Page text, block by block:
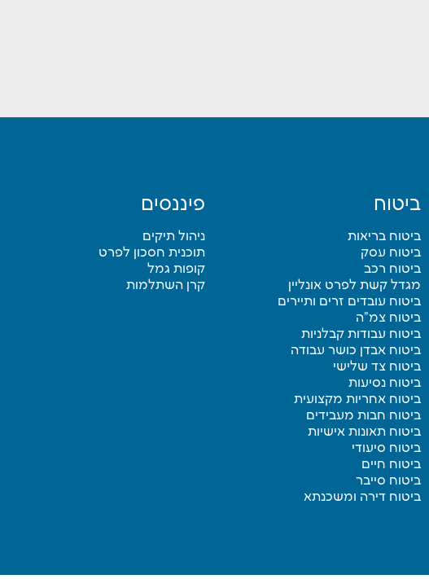
ביטוח
ביטוח בריאות
ביטוח עסק
ביטוח רכב
מגדל קשת לפרט אונליין
ביטוח עובדים זרים ותיירים
ביטוח צמ”ה
ביטוח עבודות קבלניות
ביטוח אבדן כושר עבודה
ביטוח צד שלישי
ביטוח נסיעות
ביטוח אחריות מקצועית
ביטוח חבות מעבידים
ביטוח תאונות אישיות
ביטוח סיעודי
ביטוח חיים
ביטוח סייבר
ביטוח דירה ומשכנתא
פיננסים
ניהול תיקים
תוכנית חסכון לפרט
קופות גמל
קרן השתלמות